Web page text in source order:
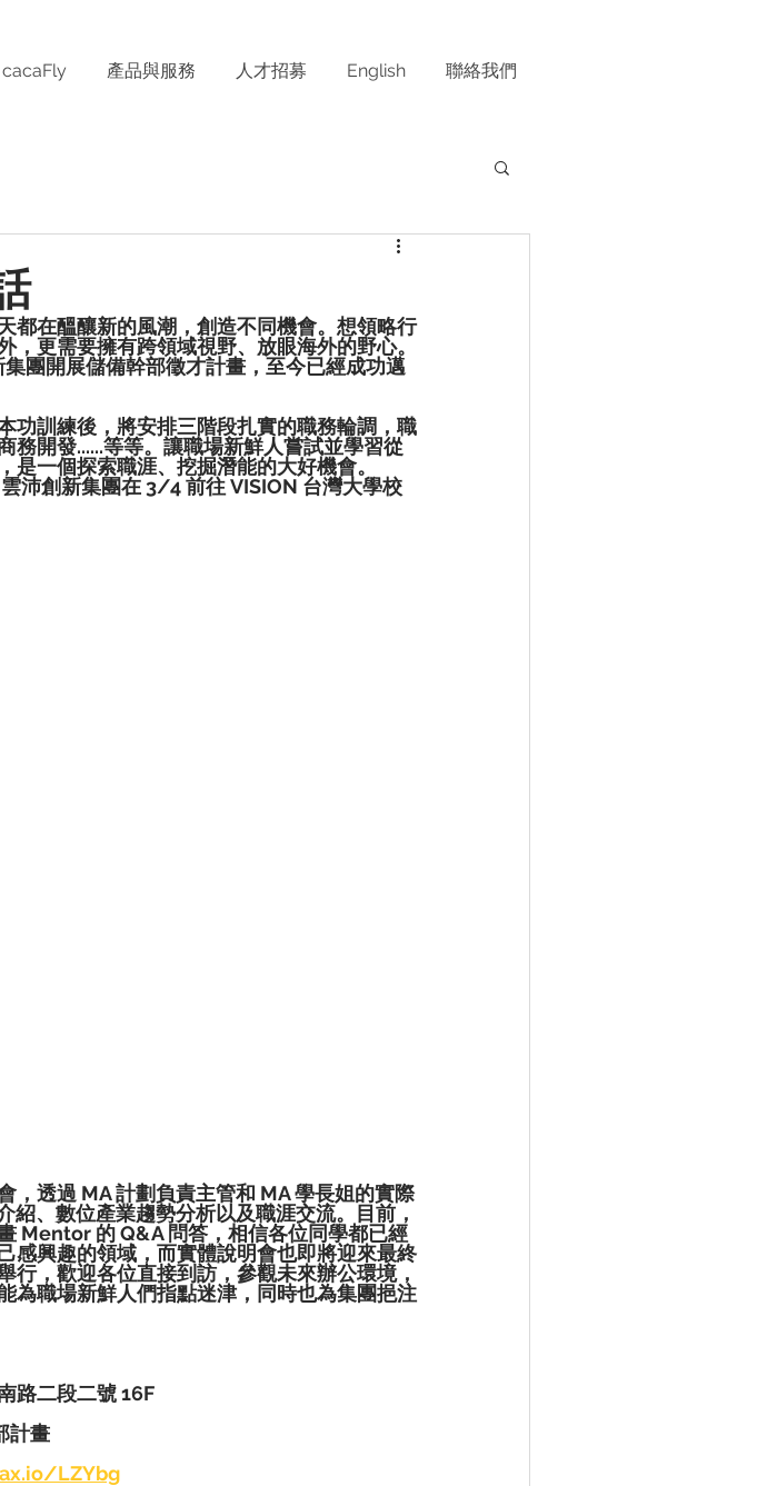
產品與服務 人才招募 English 聯絡我們
都在醞釀新的風潮，創造不同機會。想領略行
更需要擁有跨領域視野、放眼海外的野心。
團開展儲備幹部徵才計畫，至今已經成功邁
功訓練後，將安排三階段扎實的職務輪調，職
開發......等等。讓職場新鮮人嘗試並學習從
一個探索職涯、挖掘潛能的大好機會。
沛創新集團在 3/4 前往 VISION 台灣大學校
，透過 MA 計劃負責主管和 MA 學長姐的實際
、數位產業趨勢分析以及職涯交流。目前，
Mentor 的 Q&A 問答，相信各位同學都已經
感興趣的領域，而實體說明會也即將迎來最終
，歡迎各位直接到訪，參觀未來辦公環境，
為職場新鮮人們指點迷津，同時也為集團挹注
路二段二號 16F
計畫
LZYbg